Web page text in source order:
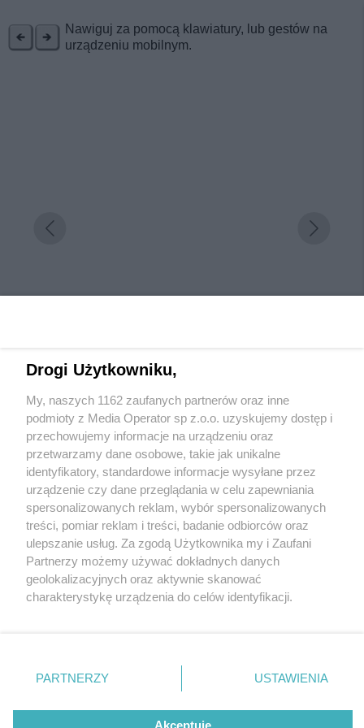
Nawiguj za pomocą klawiatury, lub gestów na
urządzeniu mobilnym.
zaprasza!
Wydawca mediów lokalnych
Nie zapomnij
zapoznać się z:
polityką prywatności regulamin korzystania z portali
Twojemiasto
Piekary Śląskie
Chorzów
Tarnowskie Góry
Gliwice
Skontakuj sięz nami
Kontakt
Wydawca
Redakcja
Drogi Użytkowniku,
My, naszych 1162 zaufanych partnerów oraz inne
podmioty z Media Operator sp z.o.o. uzyskujemy dostęp i
przechowujemy informacje na urządzeniu oraz
przetwarzamy dane osobowe, takie jak unikalne
identyfikatory, standardowe informacje wysyłane przez
urządzenie czy dane przeglądania w celu zapewniania
spersonalizowanych reklam, wybór spersonalizowanych
treści, pomiar reklam i treści, badanie odbiorców oraz
ulepszanie usług. Za zgodą Użytkownika my i Zaufani
Partnerzy możemy używać dokładnych danych
geolokalizacyjnych oraz aktywnie skanować
charakterystykę urządzenia do celów identyfikacji.
zmienić/wycofać klikając przycisk ustawień prywatności
znajdujący się w lewym dolnym rogu strony
rodzaje przetwarzania danych nie wymagają zgody
użytkownika, ale masz prawo sprzeciwić się takiemu
PARTNERZY USTAWIENIA
Akceptuję